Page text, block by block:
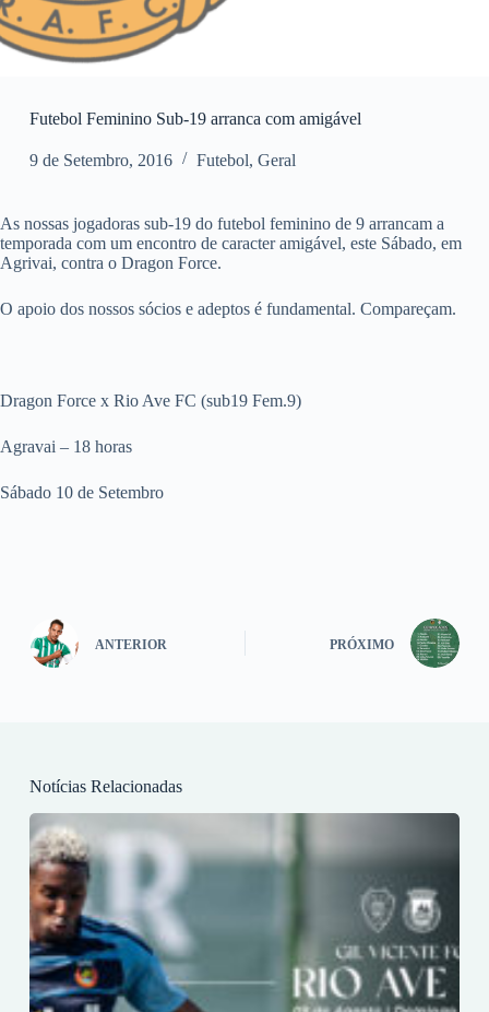
Futebol Feminino Sub-19 arranca com amigável
9 de Setembro, 2016 Futebol, Geral
As nossas jogadoras sub-19 do futebol feminino de 9 arrancam a
temporada com um encontro de caracter amigável, este Sábado, em
Agrivai, contra o Dragon Force.
O apoio dos nossos sócios e adeptos é fundamental. Compareçam.
Dragon Force x Rio Ave FC (sub19 Fem.9)
Agravai – 18 horas
Sábado 10 de Setembro
ANTERIOR PRÓXIMO
Notícias Relacionadas